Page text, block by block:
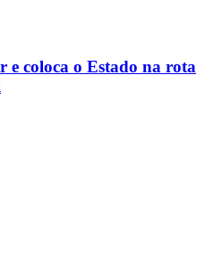
e coloca o Estado na rota